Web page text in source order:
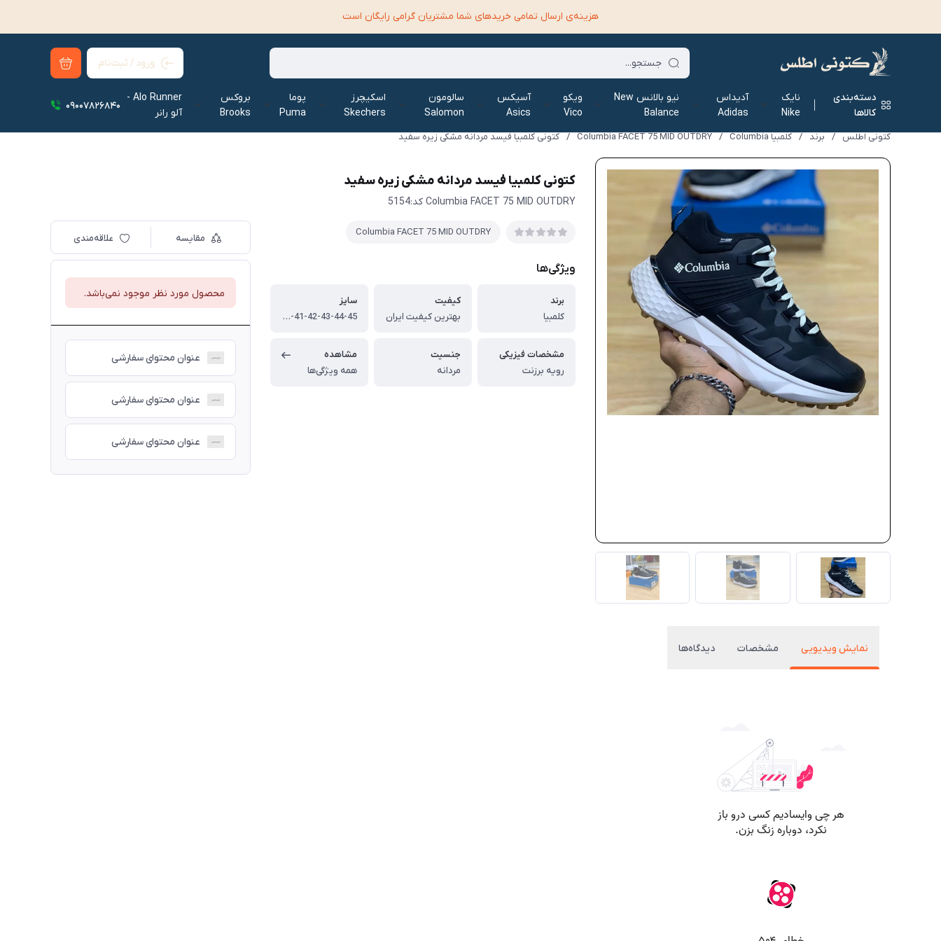
هزینه‌ی ارسال تمامی خرید‌های شما مشتریان گرامی رایگان است
ورود / ثبت‌نام
دسته‌بندی
کالاها
نایک
Nike
آدیداس
Adidas
نیو بالانس New
Balance
ویکو
Vico
آسیکس
Asics
سالومون
Salomon
اسکیچرز
Skechers
پوما
Puma
بروکس
Brooks
Alo Runner -
آلو رانر‌
09007826840
کتونی اطلس / برند / کلمبیا Columbia /
Columbia FACET 75 MID OUTDRY
/ کتونی کلمبیا فیسد مردانه مشکی زیره سفید
کتونی کلمبیا فیسد مردانه مشکی زیره سفید
Columbia FACET 75 MID OUTDRY کد:5154
Columbia FACET 75 MID OUTDRY
ویژگی‌ها
برند
کلمبیا
کیفیت
بهترین کیفیت ایران
سایز
40-41-42-43-44-45
مشخصات فیزیکی
رویه برزنت
جنسیت
مردانه
مشاهده
همه ویژگی‌ها
مقایسه علاقه‌مندی
محصول مورد نظر موجود نمی‌باشد.
عنوان محتوای سفارشی
عنوان محتوای سفارشی
عنوان محتوای سفارشی
نمایش ویدیویی مشخصات دیدگاه‌ها